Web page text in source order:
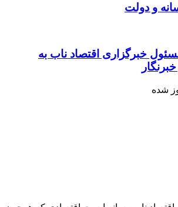
و دولت
خبرگزاری اقتصاد ناب به
شده